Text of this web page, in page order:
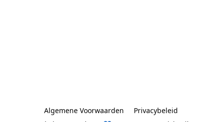
Algemene Voorwaarden
Privacybeleid